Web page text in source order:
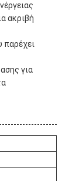
ακριβή
παρέχει
για